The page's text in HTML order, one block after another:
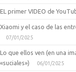
EL primer VIDEO de
Xiaomi y el caso de las
07/01/2025
Lo que ellos ven (en una
«suciales»)
06/01/2025